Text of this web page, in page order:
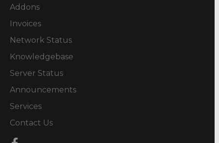
Addons
Invoices
Network Status
Knowledgebase
Server Status
Announcements
Services
Contact Us